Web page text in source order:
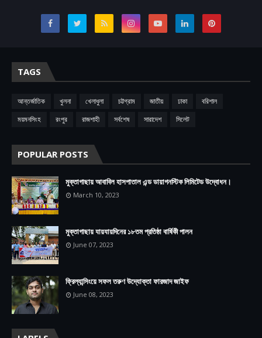
TAGS
আন্তর্জাতিক খুলনা খেলাধুলা চট্টগ্রাম জাতীয় ঢাকা
বরিশাল
ময়মনসিংহ
রংপুর রাজশাহী সর্বশেষ সারাদেশ সিলেট
POPULAR POSTS
মুক্তাগাছায় আবাবিল হাসপাতাল এন্ড ডায়াগনস্টিক লিমিটেড উদ্বোধন।
March 10, 2023
মুক্তাগাছায় যায়যায়দিনের ১৮তম প্রতিষ্ঠা বার্ষিকী পালন
June 07, 2023
ফ্রিল্যান্সিংয়ে সফল তরুণ উদ্যোক্তা ফারজাদ জাইফ
June 08, 2023